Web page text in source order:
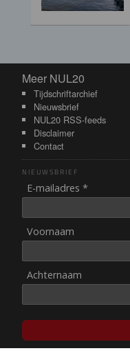
Meer NUL20
Meer NUL20
Tijdschriftarchief
Nieuwsbrief
NUL20 RSS-feeds
Disclaimer
Contact
NIEUWSBRIEF
E-mailadres *
Voornaam
Achternaam